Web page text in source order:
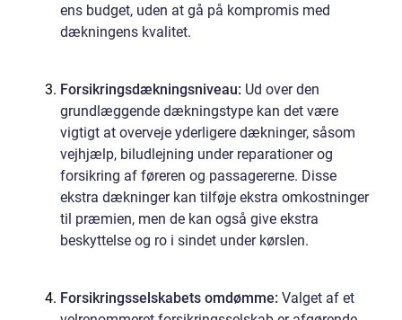
ens budget, uden at gå på kompromis med
dækningens kvalitet.
Forsikringsdækningsniveau: Ud over den
grundlæggende dækningstype kan det være
vigtigt at overveje yderligere dækninger, såsom
vejhjælp, biludlejning under reparationer og
forsikring af føreren og passagererne. Disse
ekstra dækninger kan tilføje ekstra omkostninger
til præmien, men de kan også give ekstra
beskyttelse og ro i sindet under kørslen.
Forsikringsselskabets omdømme: Valget af et